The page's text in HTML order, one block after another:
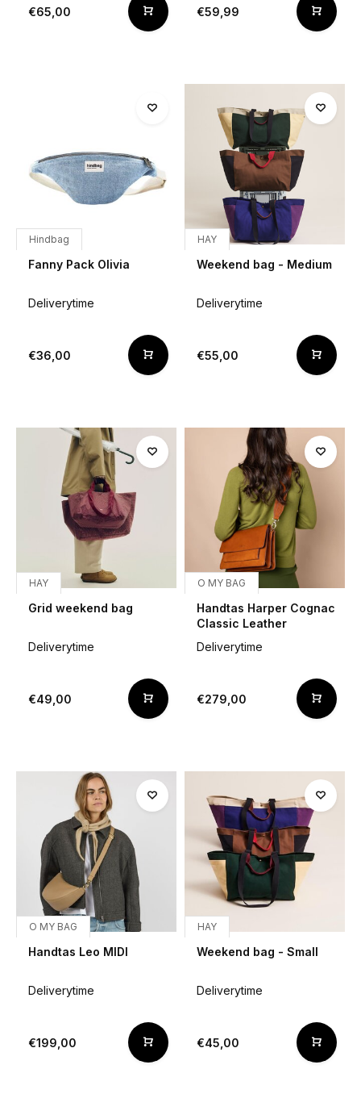
€65,00 €59,99
Hindbag
Fanny Pack Olivia
Deliverytime
€36,00
HAY
Weekend bag - Medium
Deliverytime
€55,00
HAY
Grid weekend bag
Deliverytime
€49,00
O MY BAG
Handtas Harper Cognac
Classic Leather
Deliverytime
€279,00
O MY BAG
Handtas Leo MIDI
Deliverytime
€199,00
HAY
Weekend bag - Small
Deliverytime
€45,00